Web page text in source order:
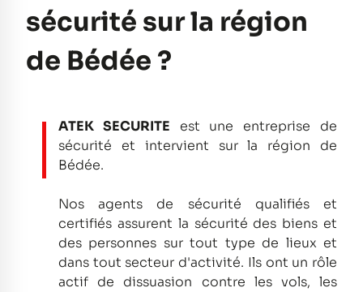
sécurité sur la région
de Bédée ?
ATEK SECURITE est une entreprise de
sécurité et intervient sur la région de
Bédée.
Nos agents de sécurité qualifiés et
certifiés assurent la sécurité des biens et
des personnes sur tout type de lieux et
dans tout secteur d'activité. Ils ont un rôle
actif de dissuasion contre les vols, les